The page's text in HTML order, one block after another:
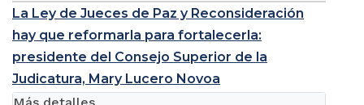
La Ley de Jueces de Paz y Reconsideración
hay que reformarla para fortalecerla:
presidente del Consejo Superior de la
Judicatura, Mary Lucero Novoa